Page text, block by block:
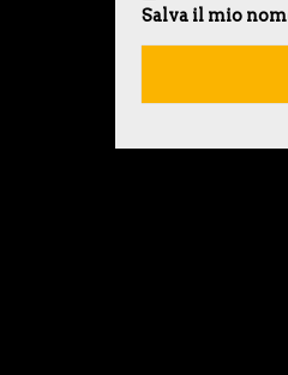
Salva il mio